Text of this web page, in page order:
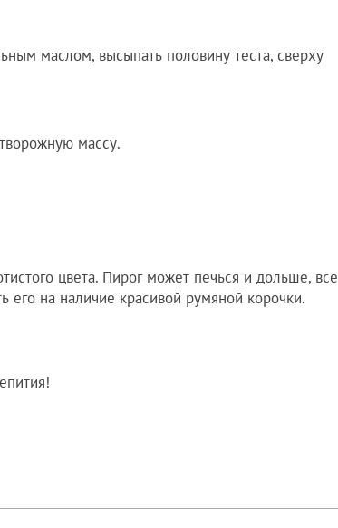
маслом, высыпать половину теста, сверху
массу.
цвета. Пирог может печься и дольше, все
его на наличие красивой румяной корочки.